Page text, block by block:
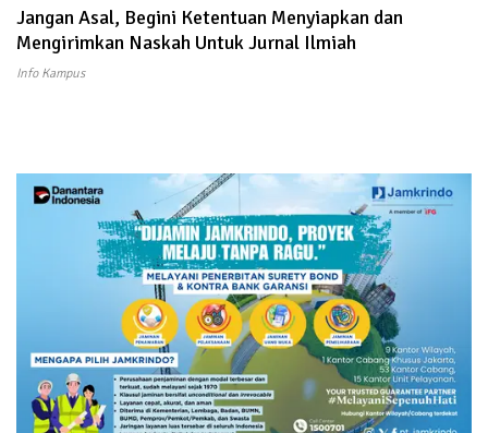
Jangan Asal, Begini Ketentuan Menyiapkan dan
Mengirimkan Naskah Untuk Jurnal Ilmiah
Info Kampus